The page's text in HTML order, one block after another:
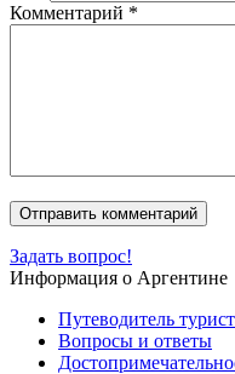
Комментарий *
Задать вопрос!
Информация о Аргентине
Путеводитель
Вопросы и ответы